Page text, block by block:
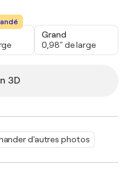
d'autres photos
Grand
0,98" de large
3D